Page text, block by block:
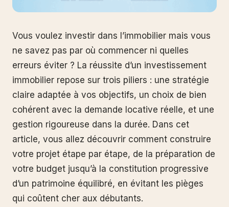
Vous voulez investir dans l’immobilier mais vous
ne savez pas par où commencer ni quelles
erreurs éviter ? La réussite d’un investissement
immobilier repose sur trois piliers : une stratégie
claire adaptée à vos objectifs, un choix de bien
cohérent avec la demande locative réelle, et une
gestion rigoureuse dans la durée. Dans cet
article, vous allez découvrir comment construire
votre projet étape par étape, de la préparation de
votre budget jusqu’à la constitution progressive
d’un patrimoine équilibré, en évitant les pièges
qui coûtent cher aux débutants.